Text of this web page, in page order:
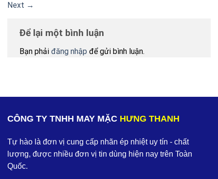
Next →
Để lại một bình luận
Bạn phải đăng nhập để gửi bình luận.
CÔNG TY TNHH MAY MẶC HƯNG THANH
Tự hào là đơn vị cung cấp nhãn ép nhiệt uy tín - chất
lượng, được nhiều đơn vị tin dùng hiện nay trên Toàn
Quốc.